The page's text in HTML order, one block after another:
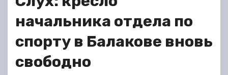
начальника отдела по
спорту в Балакове вновь
свободно